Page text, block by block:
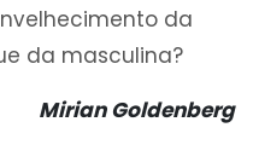
da
da masculina?
Mirian Goldenberg